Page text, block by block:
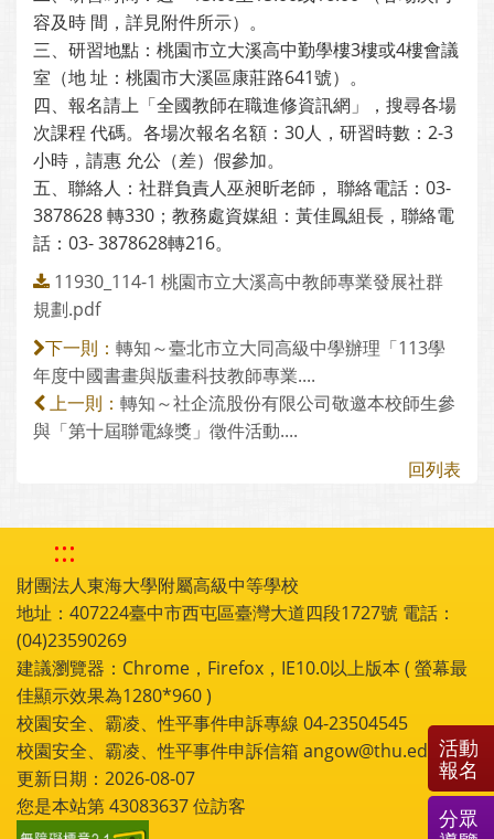
容及時 間，詳見附件所示）。
三、研習地點：桃園市立大溪高中勤學樓3樓或4樓會議
室（地 址：桃園市大溪區康莊路641號）。
四、報名請上「全國教師在職進修資訊網」，搜尋各場
次課程 代碼。各場次報名名額：30人，研習時數：2-3
小時，請惠 允公（差）假參加。
五、聯絡人：社群負責人巫昶昕老師， 聯絡電話：03-
3878628 轉330；教務處資媒組：黃佳鳳組長，聯絡電
話：03- 3878628轉216。
11930_114-1 桃園市立大溪高中教師專業發展社群
規劃.pdf
下一則： 轉知～臺北市立大同高級中學辦理「113學
年度中國書畫與版畫科技教師專業....
上一則： 轉知～社企流股份有限公司敬邀本校師生參
與「第十屆聯電綠獎」徵件活動....
回列表
:::
財團法人東海大學附屬高級中等學校
地址：407224臺中市西屯區臺灣大道四段1727號 電話：
(04)23590269
建議瀏覽器：Chrome，Firefox，IE10.0以上版本 ( 螢幕最
佳顯示效果為1280*960 )
校園安全、霸凌、性平事件申訴專線 04-23504545
校園安全、霸凌、性平事件申訴信箱 angow@thu.edu.tw
更新日期：2026-08-07
您是本站第43083637位訪客
活動
報名
分眾